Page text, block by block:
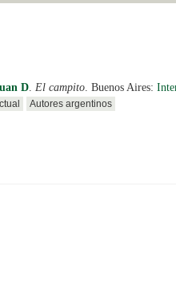
D. El campito. Buenos Aires:
Autores argentinos